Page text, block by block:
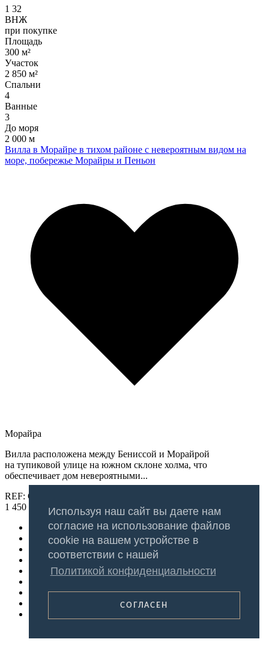
Используя наш сайт вы даете нам
согласие на использование файлов
cookie на вашем устройстве в
соответствии с нашей
Политикой конфиденциальности
СОГЛАСЕН
1 32
ВНЖ
при покупке
Площадь
300 м²
Участок
2 850 м²
Спальни
4
Ванные
3
До моря
2 000 м
Вилла в Морайре в тихом районе с невероятным видом на
море, побережье Морайры и Пеньон
Морайра
Вилла расположена между Бениссой и Морайрой
на тупиковой улице на южном склоне холма, что
обеспечивает дом невероятными...
REF: GT-A2520
1 450 000 €